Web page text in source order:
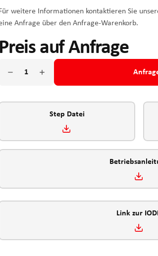
Für weitere Informationen kontaktieren Sie
Anfrage über den Anfrage-Warenkorb.
Preis auf Anfrage
Step Datei
Link zur